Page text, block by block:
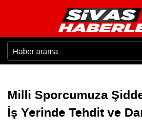
Milli Sporcumuza
İş Yerinde Tehdit ve